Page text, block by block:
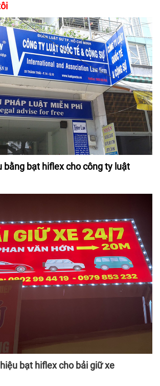
bằng bạt hiflex cho công ty luật
bạt hiflex cho bải giữ xe